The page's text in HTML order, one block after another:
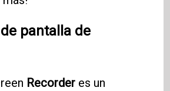
pantalla de
Recorder es un